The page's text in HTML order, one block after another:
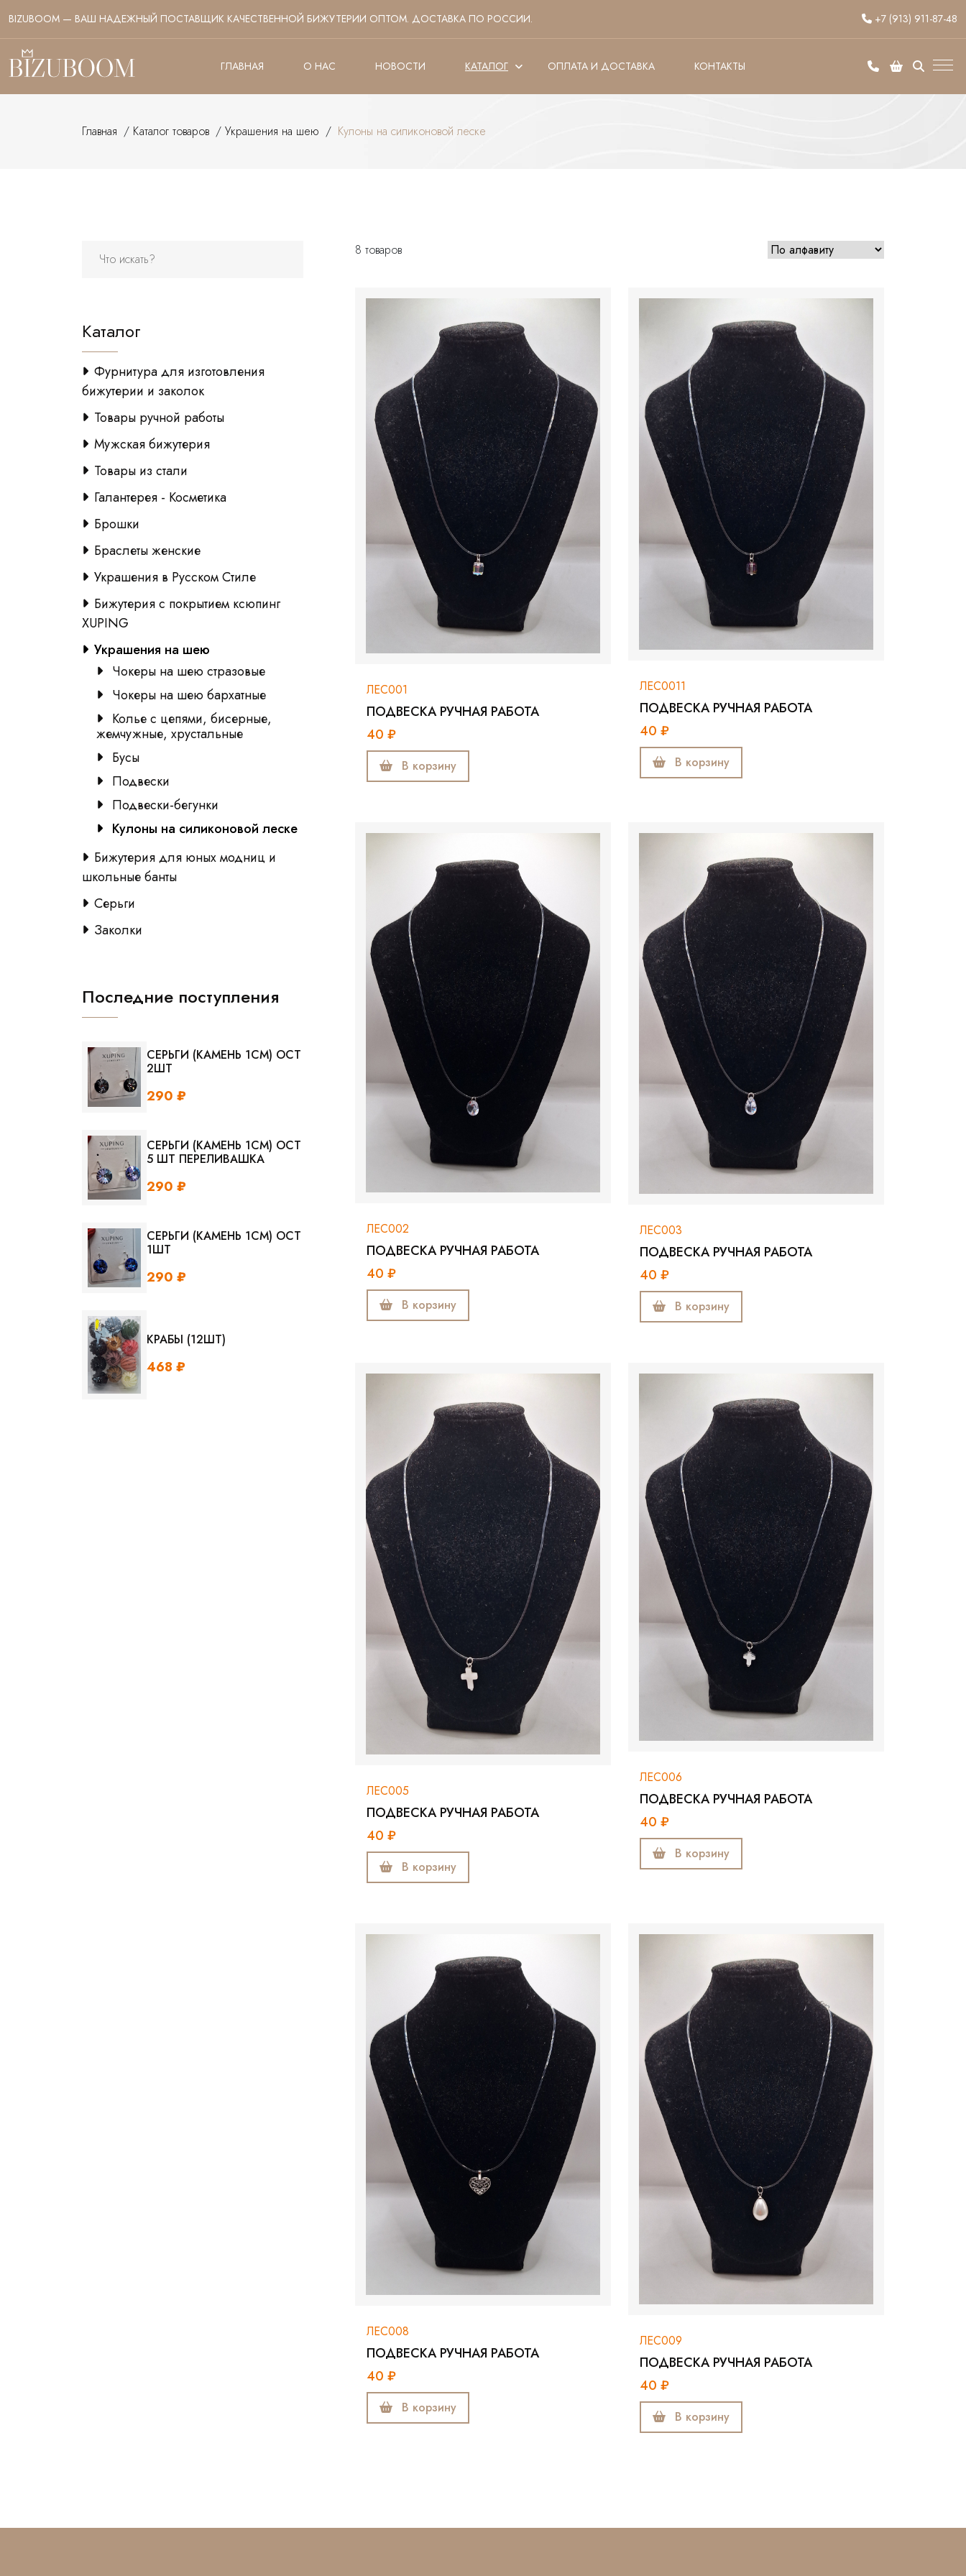
BIZUBOOM — ВАШ НАДЕЖНЫЙ ПОСТАВЩИК КАЧЕСТВЕННОЙ БИЖУТЕРИИ ОПТОМ. ДОСТАВКА ПО РОССИИ. +7 (913) 911-87-48
ГЛАВНАЯ О НАС НОВОСТИ КАТАЛОГ ОПЛАТА И ДОСТАВКА КОНТАКТЫ
Главная / Каталог товаров / Украшения на шею / Кулоны на силиконовой леске
Каталог
Фурнитура для изготовления
бижутерии и заколок
Товары ручной работы
Мужская бижутерия
Товары из стали
Галантерея - Косметика
Брошки
Браслеты женские
Украшения в Русском Стиле
Бижутерия с покрытием ксюпинг
XUPING
Украшения на шею
Чокеры на шею стразовые
Чокеры на шею бархатные
Колье с цепями, бисерные,
жемчужные, хрустальные
Бусы
Подвески
Подвески-бегунки
Кулоны на силиконовой леске
Бижутерия для юных модниц и
школьные банты
Серьги
Заколки
Последние поступления
СЕРЬГИ (КАМЕНЬ 1СМ) ОСТ
2ШТ
290 ₽
СЕРЬГИ (КАМЕНЬ 1СМ) ОСТ
5 ШТ ПЕРЕЛИВАШКА
290 ₽
СЕРЬГИ (КАМЕНЬ 1СМ) ОСТ
1ШТ
290 ₽
КРАБЫ (12ШТ)
468 ₽
8 товаров
ЛЕС001
ПОДВЕСКА РУЧНАЯ РАБОТА
40 ₽
В корзину
ЛЕС0011
ПОДВЕСКА РУЧНАЯ РАБОТА
40 ₽
В корзину
ЛЕС002
ПОДВЕСКА РУЧНАЯ РАБОТА
40 ₽
В корзину
ЛЕС003
ПОДВЕСКА РУЧНАЯ РАБОТА
40 ₽
В корзину
ЛЕС005
ПОДВЕСКА РУЧНАЯ РАБОТА
40 ₽
В корзину
ЛЕС006
ПОДВЕСКА РУЧНАЯ РАБОТА
40 ₽
В корзину
ЛЕС008
ПОДВЕСКА РУЧНАЯ РАБОТА
40 ₽
В корзину
ЛЕС009
ПОДВЕСКА РУЧНАЯ РАБОТА
40 ₽
В корзину